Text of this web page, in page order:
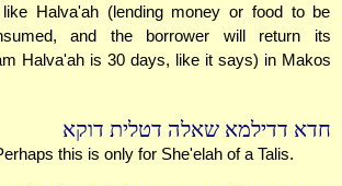
Halva'ah (lending money or food to be
and the borrower will return its
Halva'ah is 30 days, like it says) in Makos
חדא דדילמא שאלה דטלית דוקא
this is only for She'elah of a Talis.